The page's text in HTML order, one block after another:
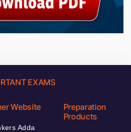
EXAMS
Website
Adda
Preparation
Products